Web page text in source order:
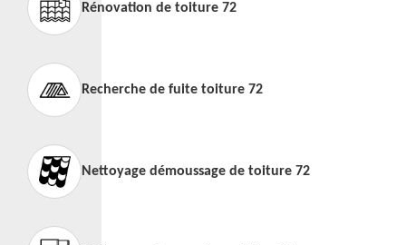
Rénovation de toiture 72
Recherche de fuite toiture 72
Nettoyage démoussage de toiture 72